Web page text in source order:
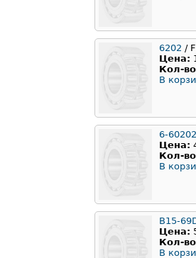
6202 /
Цена:
Кол-
В
6-
Цена:
Кол-
В
B15-
Цена:
Кол-
В